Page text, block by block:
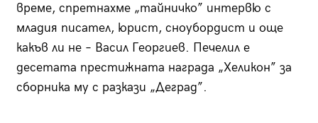
време, спретнахме „тайничко” интервю с
младия писател, юрист, сноубордист и още
какъв ли не – Васил Георгиев. Печелил е
десетата престижната награда „Хеликон” за
сборника му с разкази „Деград”.